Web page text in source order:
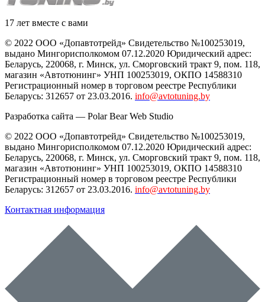
17 лет вместе с вами
© 2022 ООО «Допавтотрейд» Свидетельство №100253019,
выдано Мингорисполкомом 07.12.2020 Юридический адрес:
Беларусь, 220068, г. Минск, ул. Сморговский тракт 9, пом. 118,
магазин «Автотюнинг» УНП 100253019, ОКПО 14588310
Регистрационный номер в торговом реестре Республики
Беларусь: 312657 от 23.03.2016. info@avtotuning.by
Разработка сайта — Polar Bear Web Studio
© 2022 ООО «Допавтотрейд» Свидетельство №100253019,
выдано Мингорисполкомом 07.12.2020 Юридический адрес:
Беларусь, 220068, г. Минск, ул. Сморговский тракт 9, пом. 118,
магазин «Автотюнинг» УНП 100253019, ОКПО 14588310
Регистрационный номер в торговом реестре Республики
Беларусь: 312657 от 23.03.2016. info@avtotuning.by
Контактная информация